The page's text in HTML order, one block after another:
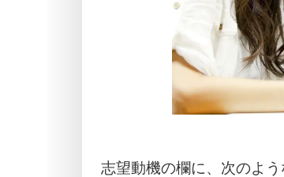
志望動機の欄に、次のよう